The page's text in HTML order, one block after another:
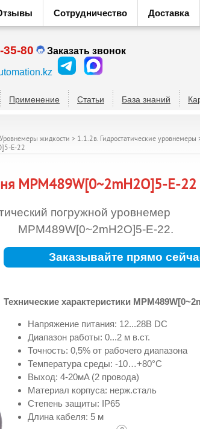
Сотрудничество Доставка
35-80 Заказать звонок
Применение Статьи База знаний
жидкости > 1.1.2в. Гидростатические уровнемеры
E-22
MPM489W[0~2mH2O]5-E-22
погружной уровнемер
MPM489W[0~2mH2O]5-E-22.
Заказывайте прямо
Технические характеристики
Напряжение питания: 12...28В DC
Диапазон работы: 0...2 м в.ст.
Точность: 0,5% от рабочего диапазона
Температура среды: -10…+80°С
Выход: 4-20мA (2 провода)
Материал корпуса: нерж.сталь
Степень защиты: IP65
Длина кабеля: 5 м